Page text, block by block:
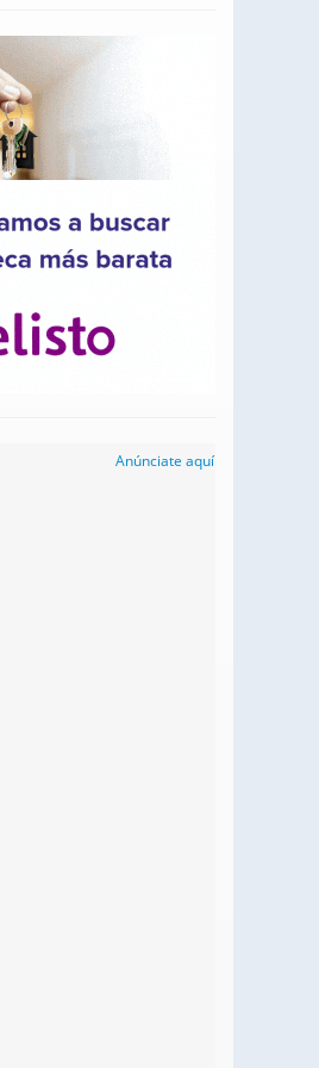
Anúnciate aquí